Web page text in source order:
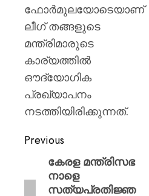
ഫോർമുലയോടെയാണ്
ലീഗ് തങ്ങളുടെ
മന്ത്രിമാരുടെ
കാര്യത്തിൽ
ഔദ്യോഗിക
പ്രഖ്യാപനം
നടത്തിയിരിക്കുന്നത്.
Previous
കേരള മന്ത്രിസഭ
നാളെ
സത്യപ്രതിജ്ഞ